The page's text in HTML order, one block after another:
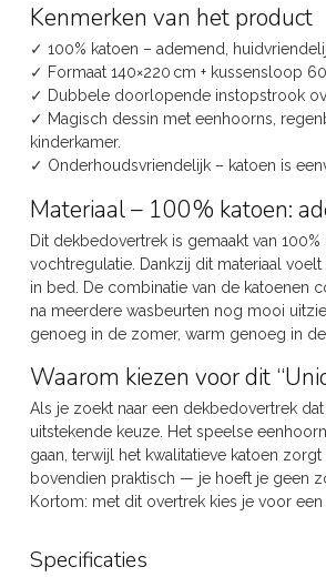
Kenmerken van het product
✓ 100% katoen – ademend,
✓ Formaat 140×220 cm + kussensloop
✓ Dubbele doorlopende instopstrook
✓ Magisch dessin met eenhoorns,
kinderkamer.
✓ Onderhoudsvriendelijk – katoen is
Materiaal – 100% katoen:
Dit dekbedovertrek is gemaakt van
vochtregulatie. Dankzij dit materiaal
in bed. De combinatie van de katoenen
na meerdere wasbeurten nog mooi
genoeg in de zomer, warm genoeg in
Waarom kiezen voor dit
Als je zoekt naar een dekbedovertrek
uitstekende keuze. Het speelse
gaan, terwijl het kwalitatieve katoen
bovendien praktisch — je hoeft je geen
Kortom: met dit overtrek kies je voor
Specificaties